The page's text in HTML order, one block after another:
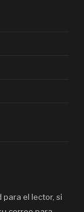
el lector, si